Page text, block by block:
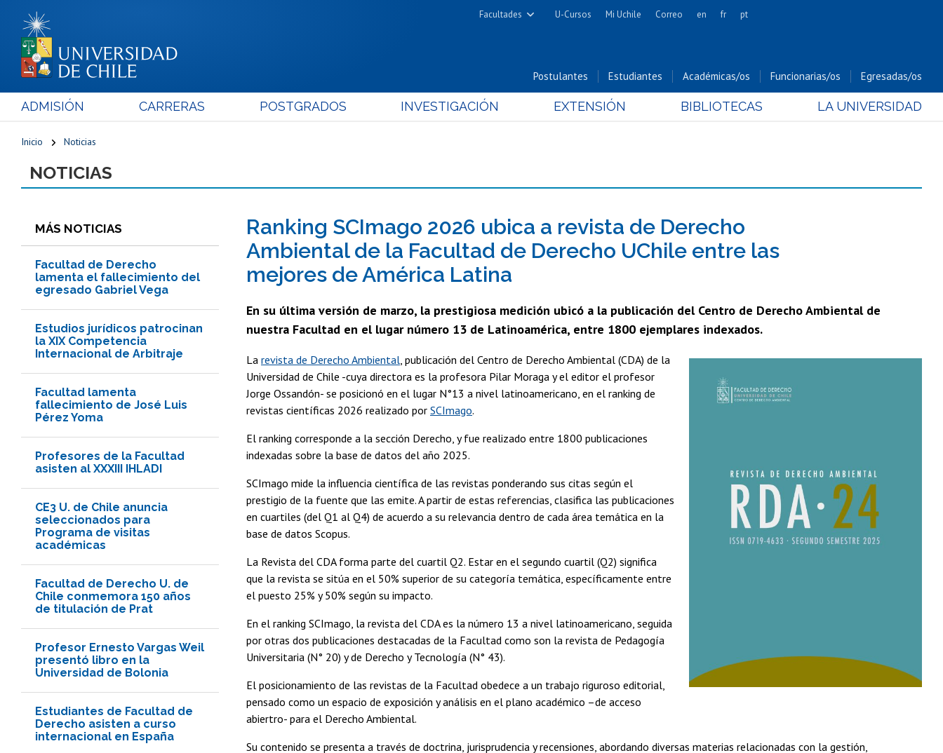
Facultades
Cs. Físicas y Matemáticas
Cs. Forestales y Conservación
Cs. Químicas y Farmacéuticas
Cs. Sociales
Estudios Avanzados en Educación
Estudios Internacionales
Nutrición y Tecnología de
Bachillerato
U-Cursos Mi Uchile Correo en fr pt
Postulantes Estudiantes Académicas/os Funcionarias/os Egresadas/os
ADMISIÓN CARRERAS POSTGRADOS INVESTIGACIÓN EXTENSIÓN BIBLIOTECAS LA UNIVERSIDAD
Inicio Noticias
NOTICIAS
MÁS NOTICIAS
Facultad de Derecho
lamenta el fallecimiento del
egresado Gabriel Vega
Estudios jurídicos patrocinan
la XIX Competencia
Internacional de Arbitraje
Facultad lamenta
fallecimiento de José Luis
Pérez Yoma
Profesores de la Facultad
asisten al XXXIII IHLADI
CE3 U. de Chile anuncia
seleccionados para
Programa de visitas
académicas
Facultad de Derecho U. de
Chile conmemora 150 años
de titulación de Prat
Profesor Ernesto Vargas Weil
presentó libro en la
Universidad de Bolonia
Estudiantes de Facultad de
Derecho asisten a curso
internacional en España
Ranking SCImago 2026 ubica a revista de Derecho
Ambiental de la Facultad de Derecho UChile entre las
mejores de América Latina
En su última versión de marzo, la prestigiosa medición ubicó a la publicación del Centro de Derecho Ambiental de
nuestra Facultad en el lugar número 13 de Latinoamérica, entre 1800 ejemplares indexados.
La revista de Derecho Ambiental , publicación del Centro de Derecho Ambiental (CDA) de la
Universidad de Chile -cuya directora es la profesora Pilar Moraga y el editor el profesor
Jorge Ossandón- se posicionó en el lugar N°13 a nivel latinoamericano, en el ranking de
revistas científicas 2026 realizado por SCImago.
El ranking corresponde a la sección Derecho, y fue realizado entre 1800 publicaciones
indexadas sobre la base de datos del año 2025.
SCImago mide la influencia científica de las revistas ponderando sus citas según el
prestigio de la fuente que las emite. A partir de estas referencias, clasifica las publicaciones
en cuartiles (del Q1 al Q4) de acuerdo a su relevancia dentro de cada área temática en la
base de datos Scopus.
La Revista del CDA forma parte del cuartil Q2. Estar en el segundo cuartil (Q2) significa
que la revista se sitúa en el 50% superior de su categoría temática, específicamente entre
el puesto 25% y 50% según su impacto.
En el ranking SCImago, la revista del CDA es la número 13 a nivel latinoamericano, seguida
por otras dos publicaciones destacadas de la Facultad como son la revista de Pedagogía
Universitaria (N° 20) y de Derecho y Tecnología (N° 43).
El posicionamiento de las revistas de la Facultad obedece a un trabajo riguroso editorial,
pensado como un espacio de exposición y análisis en el plano académico –de acceso
abiertro- para el Derecho Ambiental.
Su contenido se presenta a través de doctrina, jurisprudencia y recensiones, abordando diversas materias relacionadas con la gestión,